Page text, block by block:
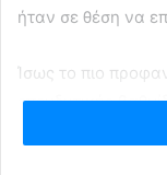
ήταν σε θέση να
Ίσως το πιο
επενδυτικής
περαιτέρω